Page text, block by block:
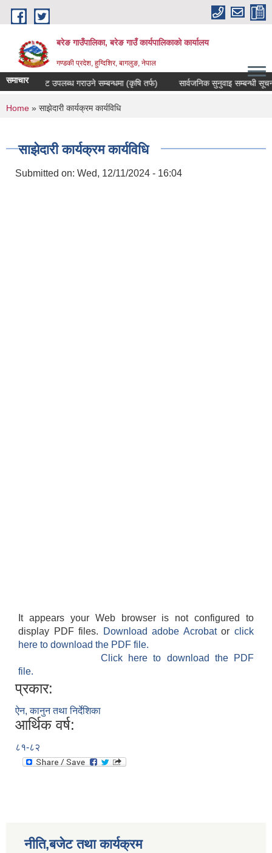
Skip to main content
बरेङ गाउँपालिका, बरेङ गाउँ कार्यपालिकाको कार्यालय
गण्डकी प्रदेश, हुग्दिशिर, बागलुङ, नेपाल
समाचारदररेट उपलब्ध गराउने सम्बन्धमा (कृषि तर्फ) सार्वजनिक सुनुवाइ सम्बन्धी सूचना
You are here
Home » साझेदारी कार्यक्रम कार्यविधि
साझेदारी कार्यक्रम कार्यविधि
Submitted on: Wed, 12/11/2024 - 16:04
It appears your Web browser is not configured to
display PDF files.
Download adobe Acrobatorclick
here to download the PDF file.
Click here to download the PDF
file.
प्रकार:
ऐन, कानुन तथा निर्देशिका
आर्थिक वर्ष:
८१-८२
नीति,बजेट तथा कार्यक्रम